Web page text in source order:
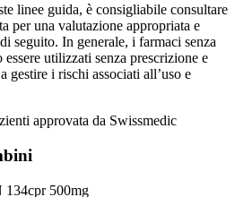
linee guida, è consigliabile consultare
per una valutazione appropriata e
seguito. In generale, i farmaci senza
utilizzati senza prescrizione e
gestire i rischi associati all’uso e
approvata da Swissmedic
500mg